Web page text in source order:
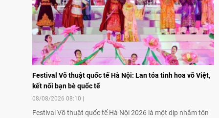
Festival Võ thuật quốc tế Hà Nội: Lan tỏa tinh hoa võ Việt,
kết nối bạn bè quốc tế
08/08/2026 08:10
Festival Võ thuật quốc tế Hà Nội 2026 là một dịp nhằm tôn